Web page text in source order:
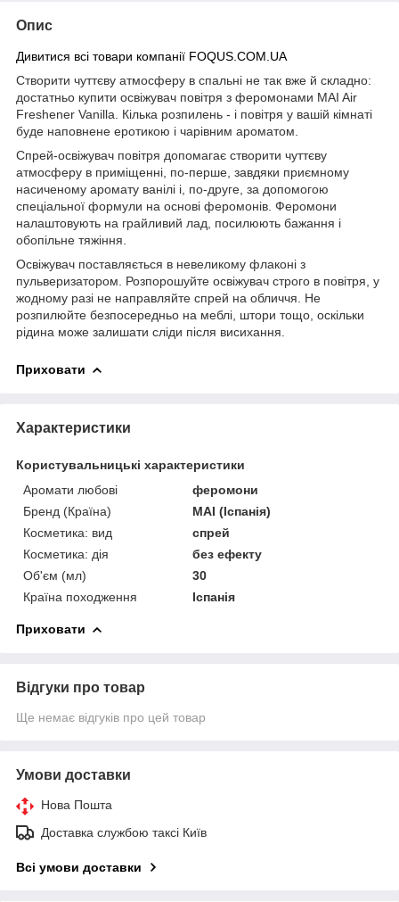
Опис
Дивитися всі товари компанії FOQUS.COM.UA
Створити чуттєву атмосферу в спальні не так вже й складно:
достатньо купити освіжувач повітря з феромонами MAI Air
Freshener Vanilla. Кілька розпилень - і повітря у вашій кімнаті
буде наповнене еротикою і чарівним ароматом.
Спрей-освіжувач повітря допомагає створити чуттєву
атмосферу в приміщенні, по-перше, завдяки приємному
насиченому аромату ванілі і, по-друге, за допомогою
спеціальної формули на основі феромонів. Феромони
налаштовують на грайливий лад, посилюють бажання і
обопільне тяжіння.
Освіжувач поставляється в невеликому флаконі з
пульверизатором. Розпорошуйте освіжувач строго в повітря, у
жодному разі не направляйте спрей на обличчя. Не
розпилюйте безпосередньо на меблі, штори тощо, оскільки
рідина може залишати сліди після висихання.
Приховати
Характеристики
Користувальницькі характеристики
Аромати любові
феромони
Бренд (Країна)
MAI (Іспанія)
Косметика: вид
спрей
Косметика: дія
без ефекту
Об'єм (мл)
30
Країна походження
Іспанія
Приховати
Відгуки про товар
Ще немає відгуків про цей товар
Умови доставки
Нова Пошта
Доставка службою таксі Київ
Всі умови доставки